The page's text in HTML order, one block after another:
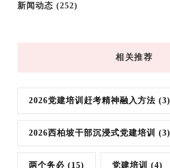
新闻动态 (252)
相关推荐
2026党建培训赶考精神融入方法 (3)
2026西柏坡干部沉浸式党建培训 (3)
两个务必 (15) 党建培训 (4)